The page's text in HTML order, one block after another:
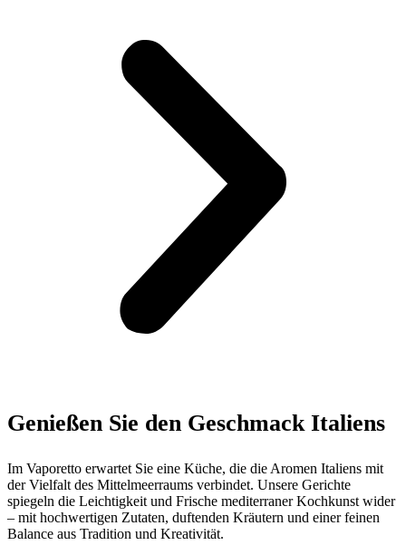
Genießen Sie den​ Geschmack Italiens
Im Vaporetto erwartet Sie eine Küche, die die Aromen Italiens mit
der Vielfalt des Mittelmeerraums verbindet. Unsere Gerichte
spiegeln die Leichtigkeit und Frische mediterraner Kochkunst wider
– mit hochwertigen Zutaten, duftenden Kräutern und einer feinen
Balance aus Tradition und Kreativität.